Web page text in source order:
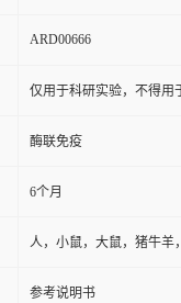
ARD00666
仅用于科研实验，不得用
酶联免疫
6个月
人，小鼠，大鼠，猪牛羊
参考说明书